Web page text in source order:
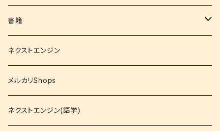
書籍
関西大学テキスト
就活
資格
ネクストエンジン
メルカリShops
ネクストエンジン(語学)